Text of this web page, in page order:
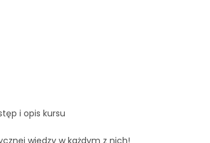
i opis kursu
wiedzy w każdym z nich!